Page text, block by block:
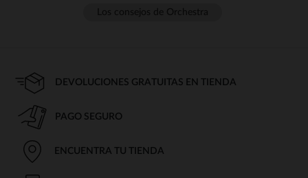
DEVOLUCIONES GRATUITAS EN TIENDA
PAGO SEGURO
ENCUENTRA TU TIENDA